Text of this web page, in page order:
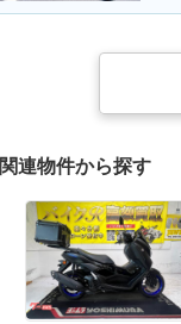
関連物件から探す